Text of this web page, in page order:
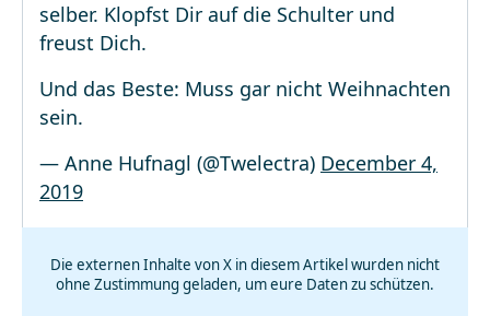
selber. Klopfst Dir auf die Schulter und
freust Dich.
Und das Beste: Muss gar nicht Weihnachten
sein.
— Anne Hufnagl (@Twelectra) December 4,
2019
Die externen Inhalte von X in diesem Artikel wurden nicht
ohne Zustimmung geladen, um eure Daten zu schützen.